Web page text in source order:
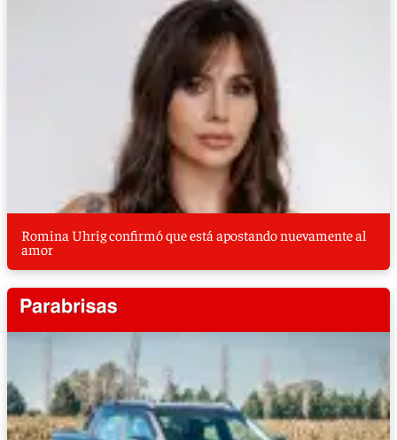
Romina Uhrig confirmó que está apostando nuevamente al
amor